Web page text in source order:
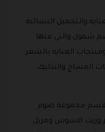
والتجميل النسائيه
شمول والتي منها
العنايه بالشعر
المساج والتدليك
القسم مجموعة صوم
وزيت الاسوس ومزيل